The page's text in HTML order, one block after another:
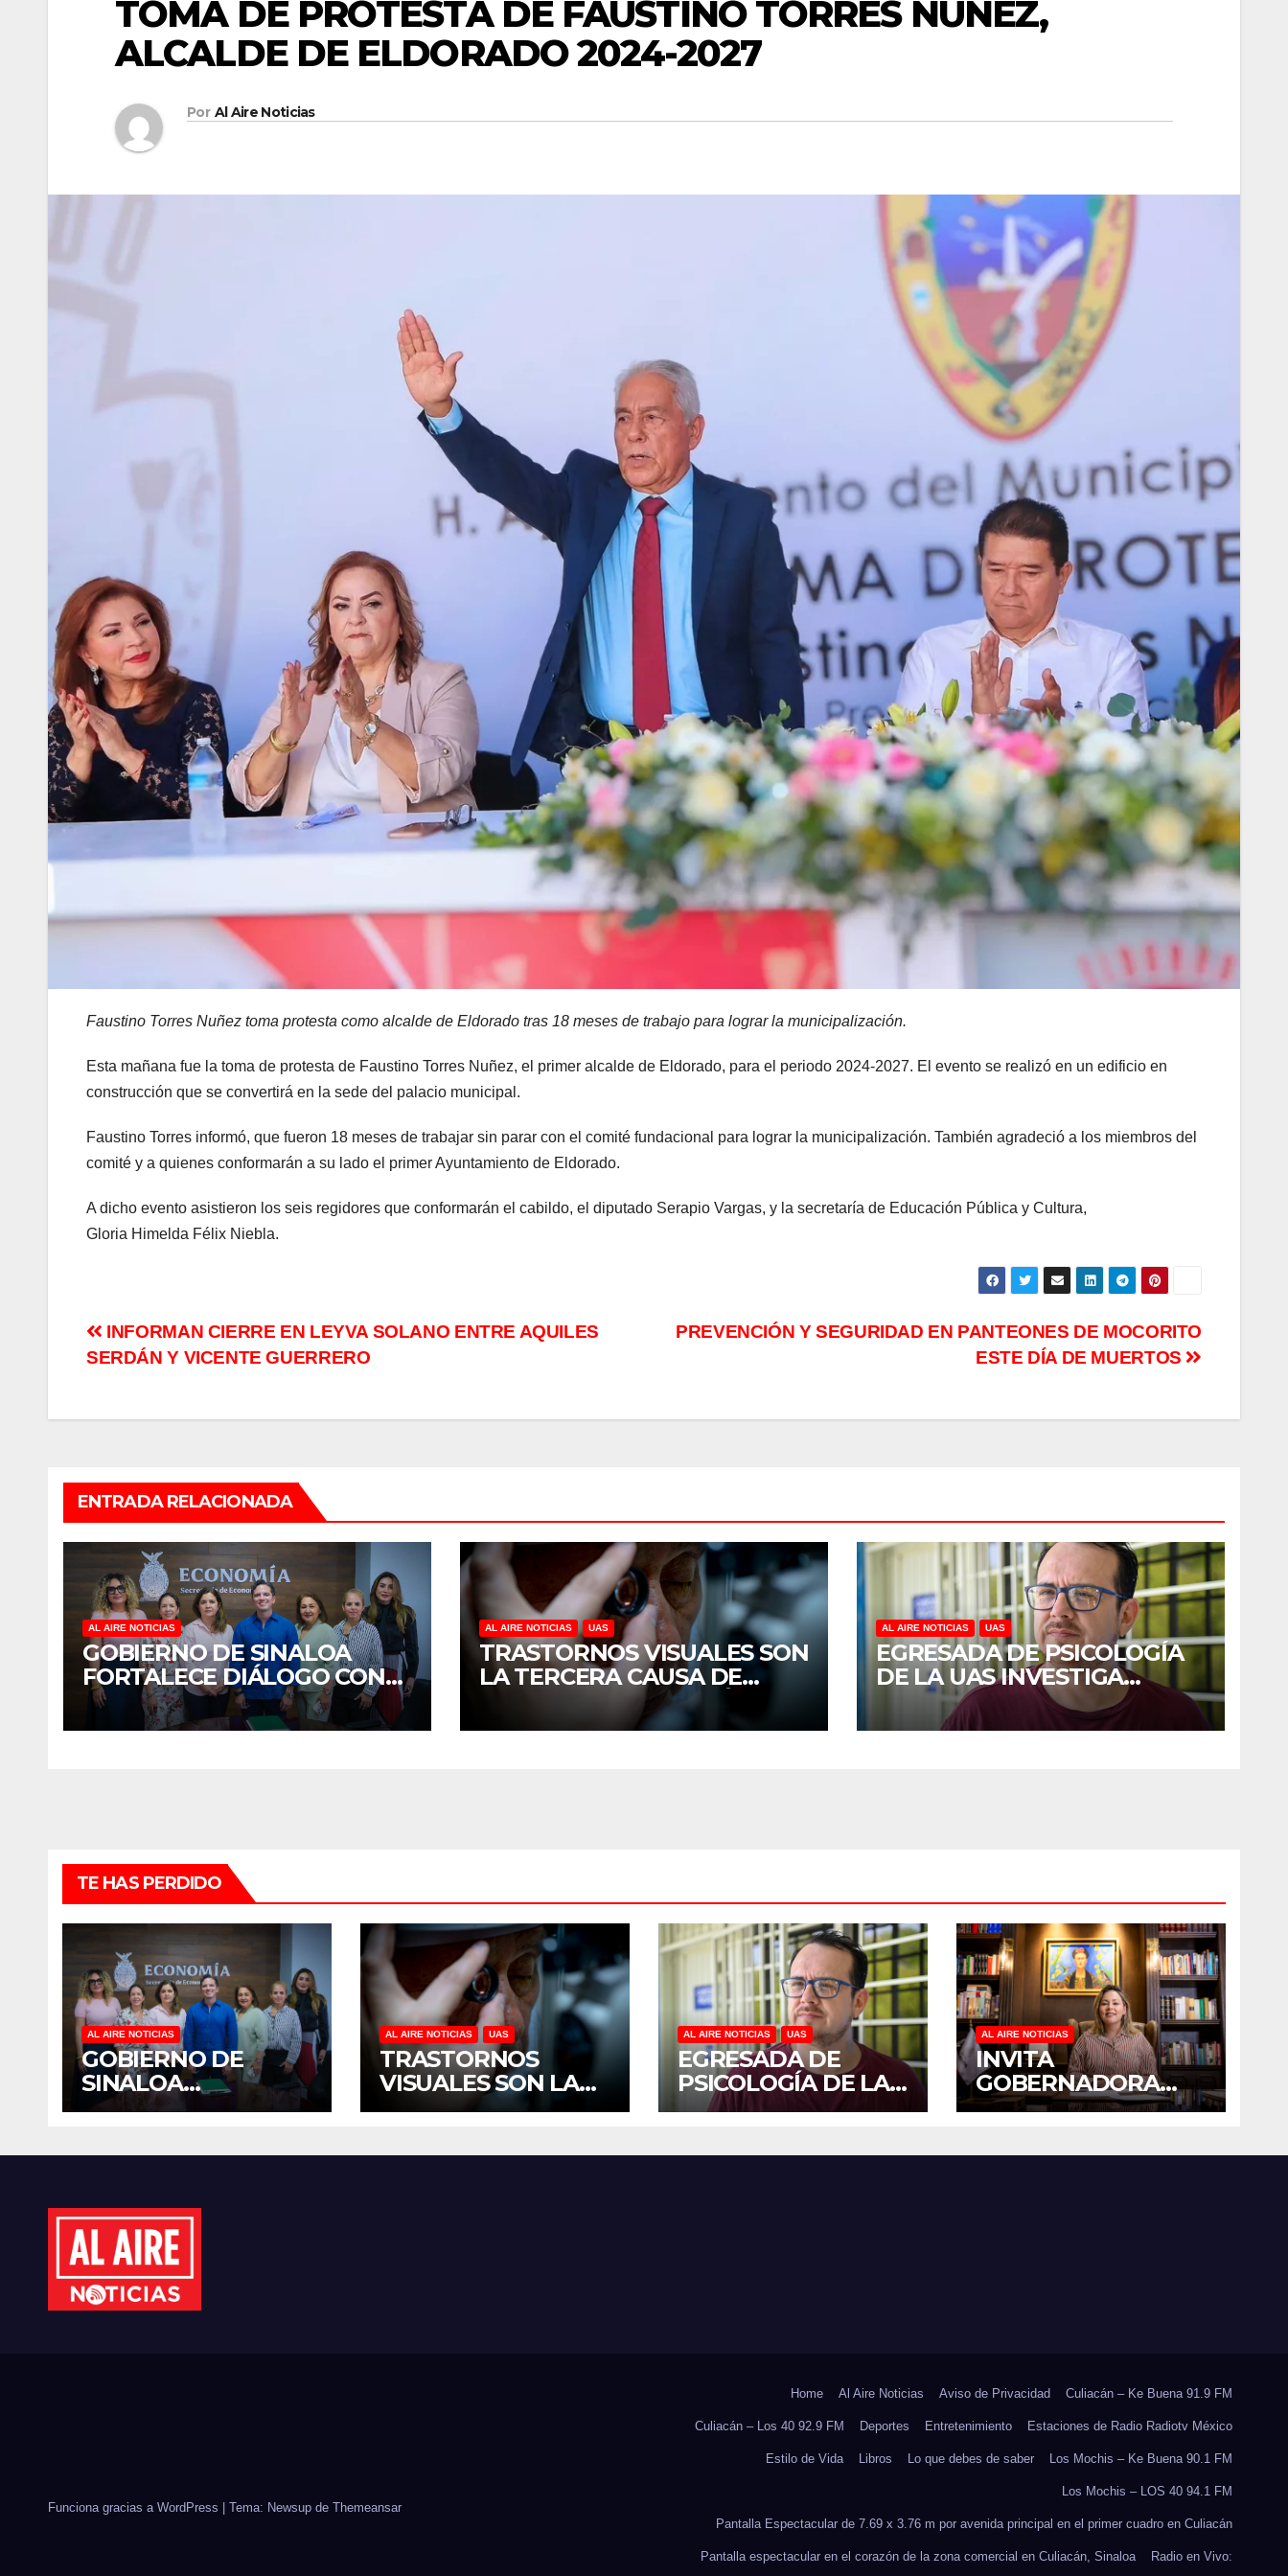
TOMA DE PROTESTA DE FAUSTINO TORRES NUÑEZ,
ALCALDE DE ELDORADO 2024-2027
Por Al Aire Noticias
Faustino Torres Nuñez toma protesta como alcalde de Eldorado tras 18 meses de trabajo para lograr la municipalización.
Esta mañana fue la toma de protesta de Faustino Torres Nuñez, el primer alcalde de Eldorado, para el periodo 2024-2027. El evento se realizó en un edificio en
construcción que se convertirá en la sede del palacio municipal.
Faustino Torres informó, que fueron 18 meses de trabajar sin parar con el comité fundacional para lograr la municipalización. También agradeció a los miembros del
comité y a quienes conformarán a su lado el primer Ayuntamiento de Eldorado.
A dicho evento asistieron los seis regidores que conformarán el cabildo, el diputado Serapio Vargas, y la secretaría de Educación Pública y Cultura,
Gloria Himelda Félix Niebla.
Navegación
entradas
PREVENCIÓN Y SEGURIDAD EN PANTEONES DE MOCORITO
ESTE DÍA DE MUERTOS
INFORMAN CIERRE EN LEYVA SOLANO ENTRE AQUILES
SERDÁN Y VICENTE GUERRERO
ENTRADA RELACIONADA
AL AIRE NOTICIAS
GOBIERNO DE SINALOA
FORTALECE DIÁLOGO CON
MUJERES EMPRESARIAS DE
CULIACÁN
AL AIRE NOTICIAS UAS
TRASTORNOS VISUALES SON
LA TERCERA CAUSA DE
DISCAPACIDAD EN MÉXICO,
REVELA ESTUDIO DEL
AL AIRE NOTICIAS UAS
EGRESADA DE PSICOLOGÍA
DE LA UAS INVESTIGA
DUELO ANTICIPADO Y
SOBRECARGA EN
TE HAS PERDIDO
AL AIRE NOTICIAS
GOBIERNO DE
SINALOA
FORTALECE
MUJERES
CULIACÁN
AL AIRE NOTICIAS UAS
TRASTORNOS
VISUALES SON LA
TERCERA CAUSA DE
MÉXICO, REVELA
AL AIRE NOTICIAS UAS
EGRESADA DE
PSICOLOGÍA DE LA
UAS INVESTIGA
Y SOBRECARGA EN
AL AIRE NOTICIAS
INVITA
GOBERNADORA
YERALDINE A
JORNADA
Funciona gracias a WordPress Tema: Newsup de Themeansar
Home Al Aire Noticias Aviso de Privacidad Culiacán – Ke Buena 91.9 FM
Culiacán – Los 40 92.9 FM Deportes Entretenimiento Estaciones de Radio Radiotv México
Estilo de Vida Libros Lo que debes de saber Los Mochis – Ke Buena 90.1 FM
Los Mochis – LOS 40 94.1 FM
Pantalla Espectacular de 7.69 x 3.76 m por avenida principal en el primer cuadro en Culiacán
Pantalla espectacular en el corazón de la zona comercial en Culiacán, Sinaloa Radio en Vivo: